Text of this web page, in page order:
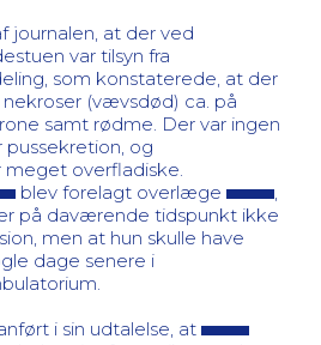
journalen, at der ved
var tilsyn fra
som konstaterede, at der
(vævsdød) ca. på
samt rødme. Der var ingen
og
overfladiske.
blev forelagt overlæge
på daværende tidspunkt ikke
men at hun skulle have
dage senere i
i sin udtalelse, at